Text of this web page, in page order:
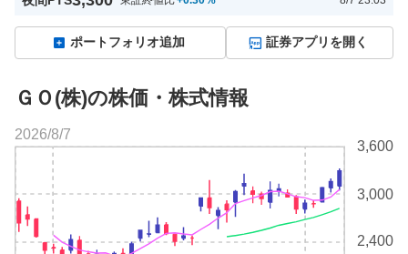
ポートフォリオ追加 証券アプリを開く
ＧＯ(株)の株価・株式情報
2,400
3,000
3,600
2026/8/7